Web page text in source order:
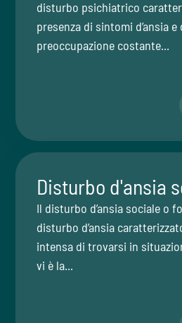
disturbo psichiatrico
presenza di sintomi d’ansia
preoccupazione costante...
Disturbo d'ansia
Il disturbo d’ansia sociale o
disturbo d’ansia
intensa di trovarsi in
vi è la...